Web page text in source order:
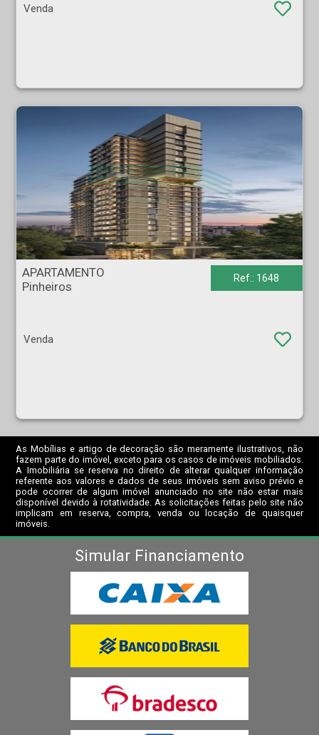
Venda
APARTAMENTO - Pinheiros - São Paulo
APARTAMENTO
Pinheiros
Ref.: 1648
Venda
As Mobílias e artigo de decoração são meramente ilustrativos, não
fazem parte do imóvel, exceto para os casos de imóveis mobiliados.
A Imobiliária se reserva no direito de alterar qualquer informação
referente aos valores e dados de seus imóveis sem aviso prévio e
pode ocorrer de algum imóvel anunciado no site não estar mais
disponível devido à rotatividade. As solicitações feitas pelo site não
implicam em reserva, compra, venda ou locação de quaisquer
imóveis.
Simular Financiamento